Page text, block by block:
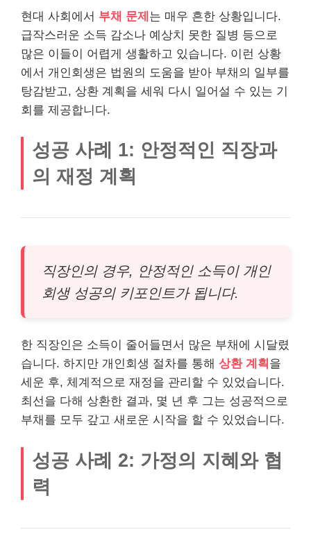
현대 사회에서 부채 문제 는 매우 흔한 상황입니다.
급작스러운 소득 감소나 예상치 못한 질병 등으로
많은 이들이 어렵게 생활하고 있습니다. 이런 상황
에서 개인회생은 법원의 도움을 받아 부채의 일부를
탕감받고, 상환 계획을 세워 다시 일어설 수 있는 기
회를 제공합니다.
성공 사례 1: 안정적인 직장과
의 재정 계획
직장인의 경우, 안정적인 소득이 개인
회생 성공의 키포인트가 됩니다.
한 직장인은 소득이 줄어들면서 많은 부채에 시달렸
습니다. 하지만 개인회생 절차를 통해 상환 계획 을
세운 후, 체계적으로 재정을 관리할 수 있었습니다.
최선을 다해 상환한 결과, 몇 년 후 그는 성공적으로
부채를 모두 갚고 새로운 시작을 할 수 있었습니다.
성공 사례 2: 가정의 지혜와 협
력